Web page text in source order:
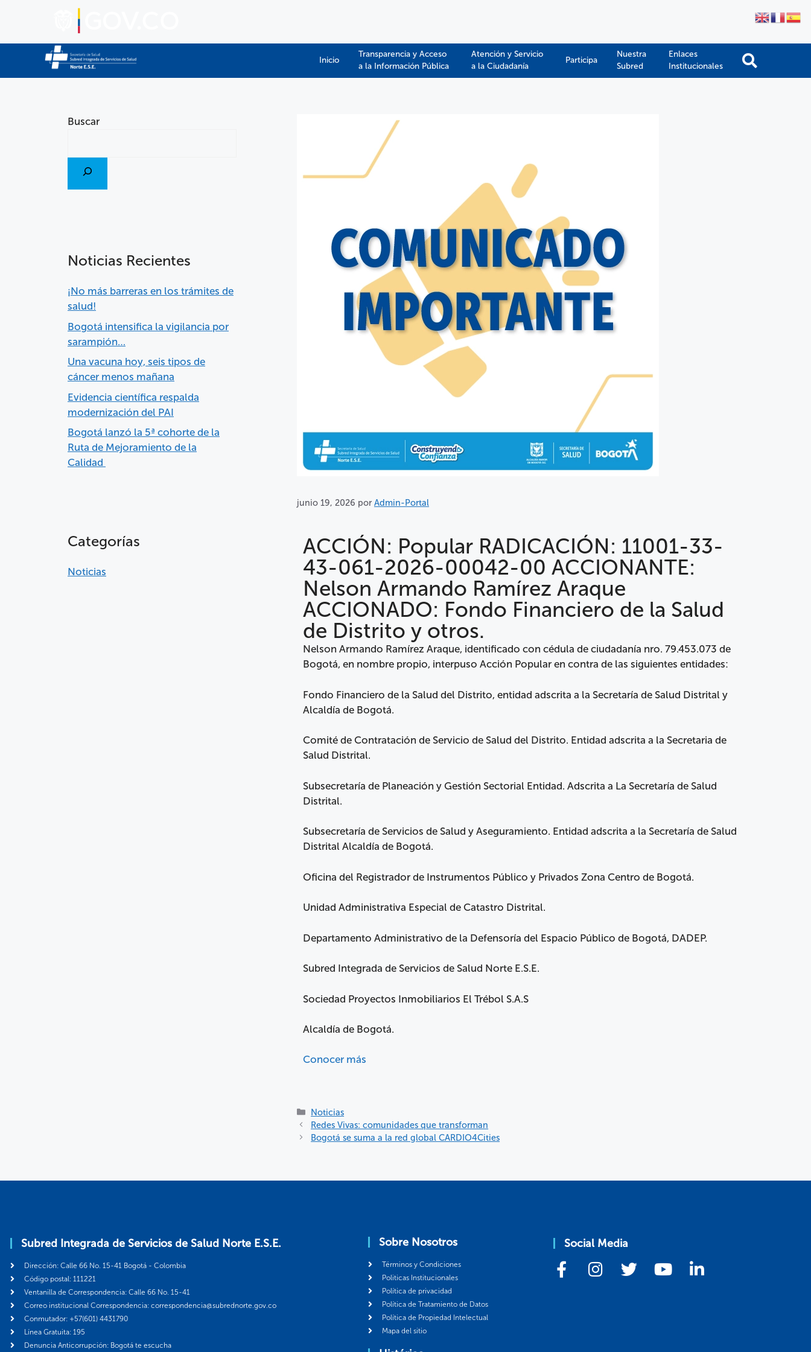
Inicio
Transparencia y Acceso
a la Información Pública​​
Atención y Servicio
a la Ciudadanía
Participa
Nuestra
Subred
Enlaces
Institucionales
junio 19, 2026 por Admin-Portal
ACCIÓN: Popular RADICACIÓN: 11001-33-
43-061-2026-00042-00 ACCIONANTE:
Nelson Armando Ramírez Araque
ACCIONADO: Fondo Financiero de la Salud
de Distrito y otros.
Nelson Armando Ramírez Araque, identificado con cédula de ciudadanía nro. 79.453.073 de
Bogotá, en nombre propio, interpuso Acción Popular en contra de las siguientes entidades:
Fondo Financiero de la Salud del Distrito, entidad adscrita a la Secretaría de Salud Distrital y
Alcaldía de Bogotá.
Comité de Contratación de Servicio de Salud del Distrito. Entidad adscrita a la Secretaria de
Salud Distrital.
Subsecretaría de Planeación y Gestión Sectorial Entidad. Adscrita a La Secretaría de Salud
Distrital.
Subsecretaría de Servicios de Salud y Aseguramiento. Entidad adscrita a la Secretaría de Salud
Distrital Alcaldía de Bogotá.
Oficina del Registrador de Instrumentos Público y Privados Zona Centro de Bogotá.
Unidad Administrativa Especial de Catastro Distrital.
Departamento Administrativo de la Defensoría del Espacio Público de Bogotá, DADEP.
Subred Integrada de Servicios de Salud Norte E.S.E.
Sociedad Proyectos Inmobiliarios El Trébol S.A.S
Alcaldía de Bogotá.
Conocer más
Noticias
Redes Vivas: comunidades que transforman
Bogotá se suma a la red global CARDIO4Cities
Buscar
Noticias Recientes
¡No más barreras en los trámites de
salud!
Bogotá intensifica la vigilancia por
sarampión…
Una vacuna hoy, seis tipos de
cáncer menos mañana
Evidencia científica respalda
modernización del PAI
Bogotá lanzó la 5ª cohorte de la
Ruta de Mejoramiento de la
Calidad
Categorías
Noticias
Subred Integrada de Servicios de Salud Norte E.S.E.
Dirección: Calle 66 No. 15-41 Bogotá - Colombia
Código postal: 111221
Ventanilla de Correspondencia: Calle 66 No. 15-41
Correo institucional Correspondencia: correspondencia@subrednorte.gov.co
Conmutador: +57(601) 4431790
Línea Gratuita: 195
Denuncia Anticorrupción: Bogotá te escucha
Sobre Nosotros
Términos y Condiciones
Politicas Institucionales
Política de privacidad
Política de Tratamiento de Datos
Política de Propiedad Intelectual
Mapa del sitio
Social Media